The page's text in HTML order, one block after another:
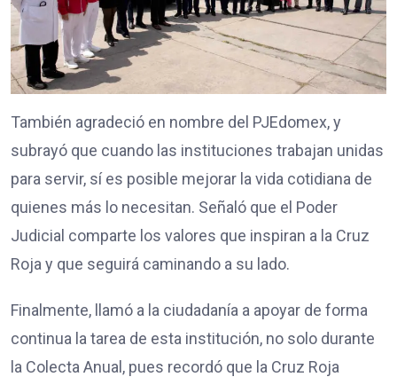
También agradeció en nombre del PJEdomex, y
subrayó que cuando las instituciones trabajan unidas
para servir, sí es posible mejorar la vida cotidiana de
quienes más lo necesitan. Señaló que el Poder
Judicial comparte los valores que inspiran a la Cruz
Roja y que seguirá caminando a su lado.
Finalmente, llamó a la ciudadanía a apoyar de forma
continua la tarea de esta institución, no solo durante
la Colecta Anual, pues recordó que la Cruz Roja